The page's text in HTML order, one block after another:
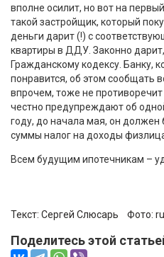
вполне осилит, но вот на
такой застройщик, который
деньги дарит (!) с
квартиры в ДДУ. Законно
Гражданскому кодексу. Банку,
понравится, об этом сообщать
впрочем, тоже не
честно предупреждают об
году, до начала мая, он должен
суммы налог на доходы
Всем будущим ипотечникам –
Текст: Сергей Слюсарь Фото:
Поделитесь этой